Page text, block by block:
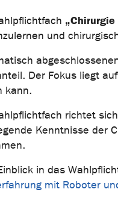
und
Der Fokus liegt
kann.
richtet
Kenntnisse der
in das
mit Roboter